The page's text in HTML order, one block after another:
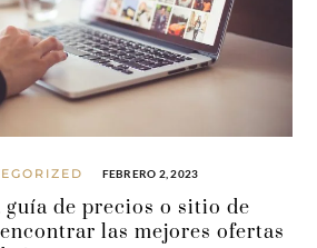
FEBRERO 2, 2023
guía de precios o sitio de
las mejores ofertas